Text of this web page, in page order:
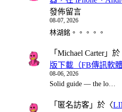
發佈留言
08-07, 2026
林湖銘。。。。。
「 Michael Carter」於
版下載（FB傳訊軟體
08-06, 2026
Solid guide — the lo…
「 匿名訪客 」於〈